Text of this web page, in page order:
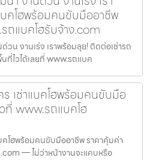
คโฮพร้อมคนขับมืออาชีพ
ถแบคโฮรับจ้าง.com
น งานเร่ง เราพร้อมลุย! ติดต่อเช่ารถ
ไวได้เลยที่ www.รถแบค
เช่าแบคโฮพร้อมคนขับมือ
ที่ www.รถแบคโฮ
คโฮพร้อมคนขับมืออาชีพ ราคาคุ้มค่า
— ไม่ว่าหน้างานจะแคบหรือ